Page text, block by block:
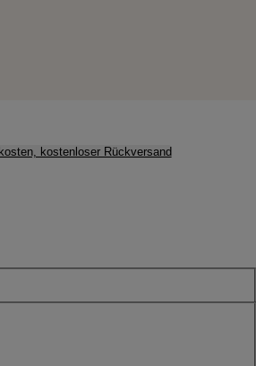
kostenloser Rückversand